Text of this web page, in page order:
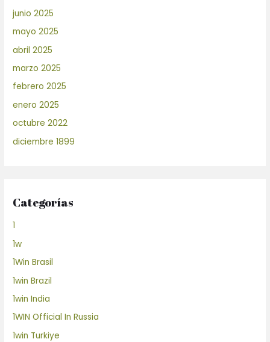
junio 2025
mayo 2025
abril 2025
marzo 2025
febrero 2025
enero 2025
octubre 2022
diciembre 1899
Categorías
1
1w
1Win Brasil
1win Brazil
1win India
1WIN Official In Russia
1win Turkiye